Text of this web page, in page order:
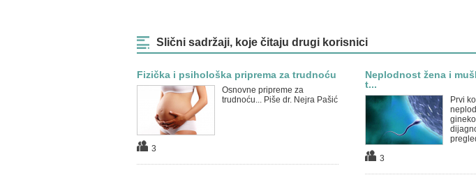
Slični sadržaji, koje čitaju drugi korisnici
Fizička i psihološka priprema za trudnoću
Osnovne pripreme za
trudnoću... Piše dr. Nejra Pašić
3
Neplodnost žena i
t...
Prvi
3